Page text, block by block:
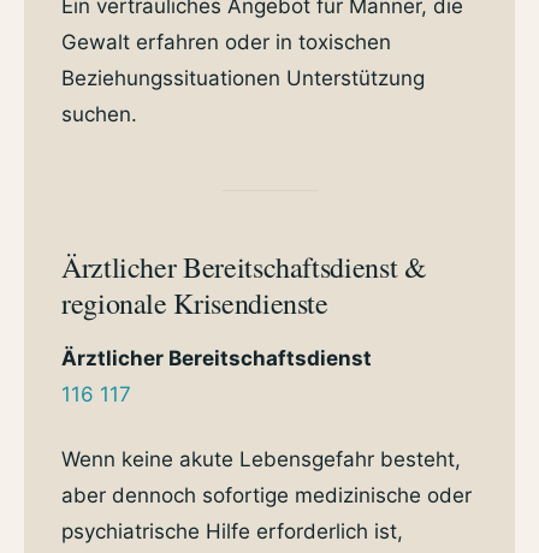
Ein vertrauliches Angebot für Männer, die
Gewalt erfahren oder in toxischen
Beziehungssituationen Unterstützung
suchen.
Ärztlicher Bereitschaftsdienst &
regionale Krisendienste
Ärztlicher Bereitschaftsdienst
116 117
Wenn keine akute Lebensgefahr besteht,
aber dennoch sofortige medizinische oder
psychiatrische Hilfe erforderlich ist,